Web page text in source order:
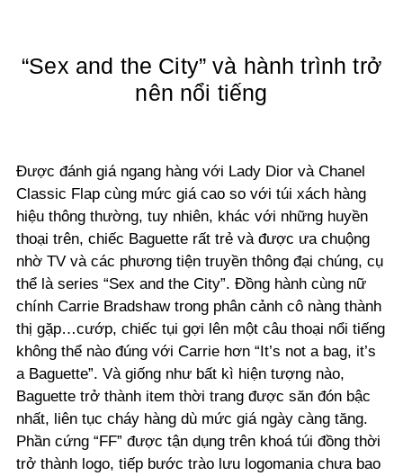
“Sex and the City” và hành trình trở
nên nổi tiếng
Được đánh giá ngang hàng với Lady Dior và Chanel
Classic Flap cùng mức giá cao so với túi xách hàng
hiệu thông thường, tuy nhiên, khác với những huyền
thoại trên, chiếc Baguette rất trẻ và được ưa chuộng
nhờ TV và các phương tiện truyền thông đại chúng, cụ
thể là series “Sex and the City”. Đồng hành cùng nữ
chính Carrie Bradshaw trong phân cảnh cô nàng thành
thị gặp…cướp, chiếc tụi gợi lên một câu thoại nổi tiếng
không thể nào đúng với Carrie hơn “It’s not a bag, it’s
a Baguette”. Và giống như bất kì hiện tượng nào,
Baguette trở thành item thời trang được săn đón bậc
nhất, liên tục cháy hàng dù mức giá ngày càng tăng.
Phần cứng “FF” được tận dụng trên khoá túi đồng thời
trở thành logo, tiếp bước trào lưu logomania chưa bao